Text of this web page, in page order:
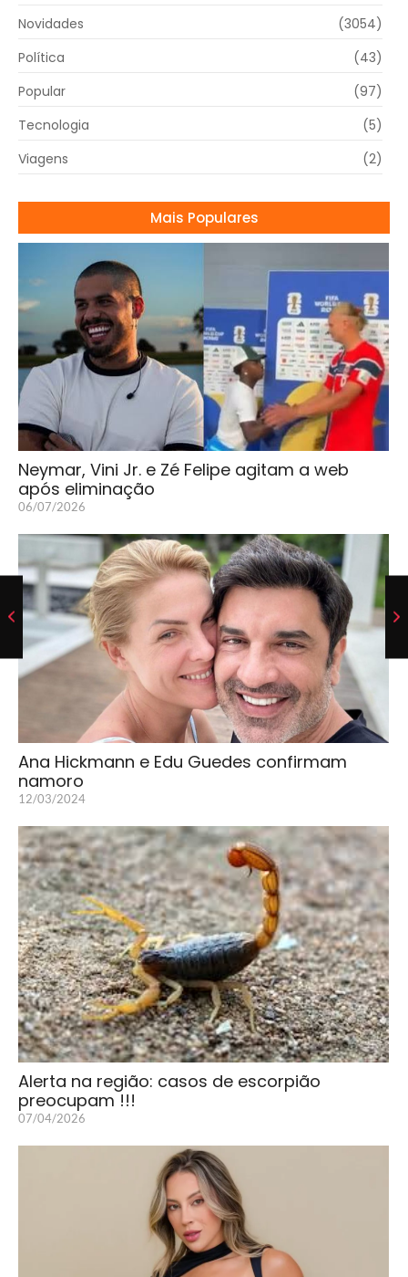
Mais Populares
Neymar, Vini Jr. e Zé Felipe agitam a web
após eliminação
06/07/2026
Ana Hickmann e Edu Guedes confirmam
namoro
12/03/2024
Alerta na região: casos de escorpião
preocupam !!!
07/04/2026
Novidades
(3054)
Política
(43)
Popular
(97)
Tecnologia
(5)
Viagens
(2)